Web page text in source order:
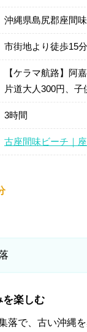
沖縄県島尻郡座間
市街地より徒歩15分
【ケラマ航路】阿
片道大人300円、子
3時間
古座間味ビーチ｜
を楽しむ
落で、古い沖縄